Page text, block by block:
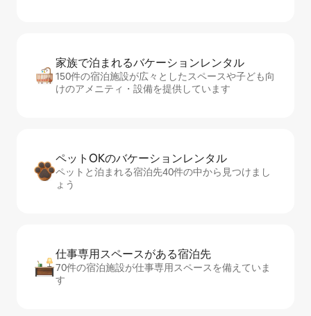
家族で泊まれるバ⁠ケ⁠ー⁠シ⁠ョ⁠ンレ⁠ン⁠タ⁠ル
150件の宿泊施設が広々としたスペースや子ども向
けのアメニティ・設備を提供しています
ペットOKのバ⁠ケ⁠ー⁠シ⁠ョ⁠ンレ⁠ン⁠タ⁠ル
ペットと泊まれる宿泊先40件の中から見つけまし
ょう
仕事専用ス⁠ペ⁠ー⁠スがあ⁠る宿⁠泊⁠先
70件の宿泊施設が仕事専用スペースを備えていま
す